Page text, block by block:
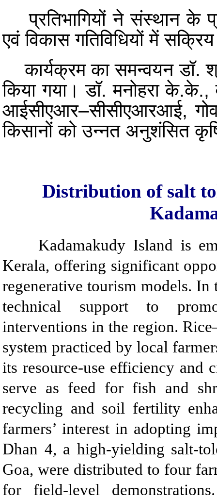
प्रतिभागियों ने संस्थान के
एवं विकास गतिविधियों में
कार्यक्रम का समन्वयन डॉ.
किया गया। डॉ. मनोहरा के.के.,
आईसीएआर–सीसीएआरआई,
किसानों को उन्नत अनुशंसित
Distribution of salt
Kadamakudy Island is
Kerala, offering significant
regenerative tourism models. In
technical support to
interventions in the region.
system practiced by local
its resource-use efficiency and
serve as feed for fish and
recycling and soil fertility
farmers’ interest in adopting
Dhan 4, a high-yielding salt-
Goa, were distributed to four
for field-level